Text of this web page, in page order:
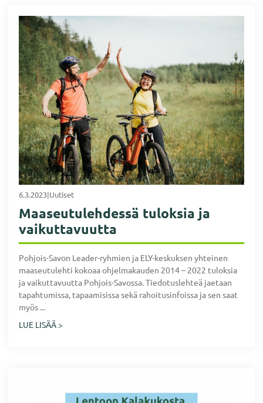
6.3.2023|Uutiset
Maaseutulehdessä tuloksia ja
vaikuttavuutta
Pohjois-Savon Leader-ryhmien ja ELY-keskuksen yhteinen
maaseutulehti kokoaa ohjelmakauden 2014 – 2022 tuloksia
ja vaikuttavuutta Pohjois-Savossa. Tiedotuslehteä jaetaan
tapahtumissa, tapaamisissa sekä rahoitusinfoissa ja sen saat
myös ...
LUE LISÄÄ >